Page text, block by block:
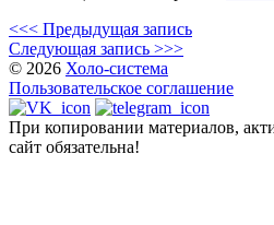
<<< Предыдущая запись
Следующая запись >>>
© 2026 Холо-система
Пользовательское соглашение
При копировании материалов,
сайт обязательна!